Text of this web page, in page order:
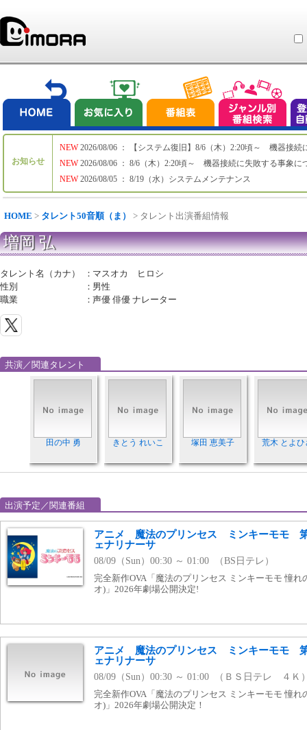
お知らせ
NEW
NEW
NEW
2026/08/06 ： 【システム復旧】8/6（木）2:20頃～ 機器接続
2026/08/06 ： 8/6（木）2:20頃～ 機器接続に失敗する事象に
2026/08/05 ： 8/19（水）システムメンテナンス
HOME > タレント50音順（ま） > タレント出演番組情報
増岡 弘
タレント名（カナ） ： マスオカ ヒロシ
性別
： 男性
職業
：声優 俳優 ナレーター
共演／関連タレント
田の中 勇 きとう れいこ 塚田 恵美子 荒木 とよひ
出演予定／関連番組
アニメ 魔法のプリンセス ミンキーモモ 第
ェナリナーサ
08/09（Sun）00:30 ～ 01:00 （BS日テレ）
完全新作OVA「魔法のプリンセス ミンキーモモ 憧
オ)」2026年劇場公開決定!
アニメ 魔法のプリンセス ミンキーモモ 第
ェナリナーサ
08/09（Sun）00:30 ～ 01:00 （ＢＳ日テレ ４Ｋ
完全新作OVA「魔法のプリンセス ミンキーモモ 憧
オ)」2026年劇場公開決定！